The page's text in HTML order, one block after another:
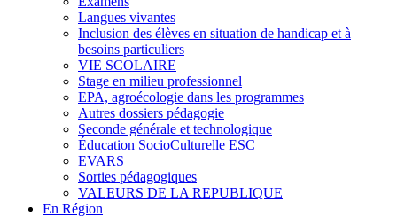
Langues vivantes
Inclusion des élèves en situation de handicap et à
besoins particuliers
VIE SCOLAIRE
Stage en milieu professionnel
EPA, agroécologie dans les programmes
Autres dossiers pédagogie
Seconde générale et technologique
Éducation SocioCulturelle ESC
EVARS
Sorties pédagogiques
VALEURS DE LA REPUBLIQUE
En Région